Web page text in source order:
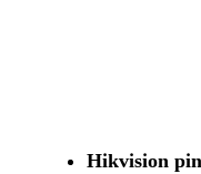
Hikvision